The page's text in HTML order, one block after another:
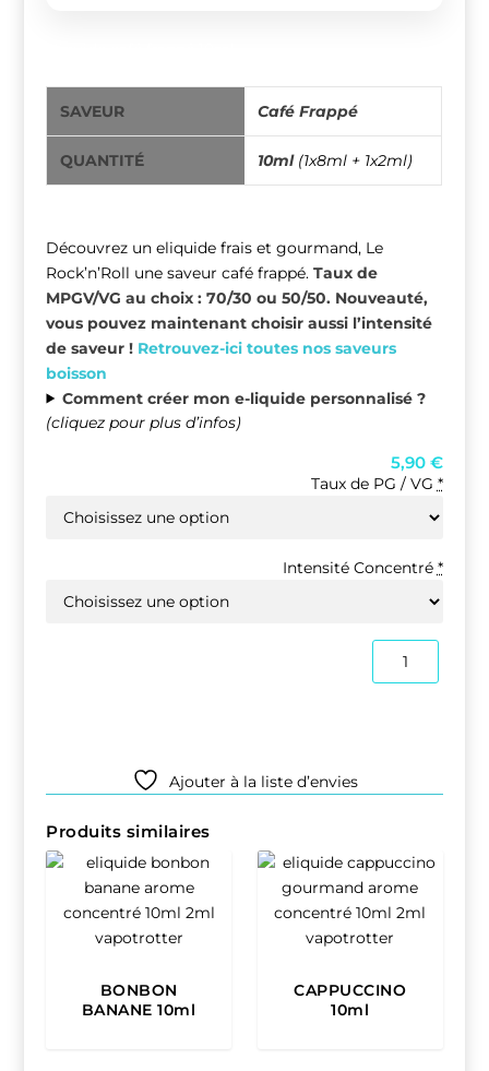
SAVEUR Café Frappé
QUANTITÉ 10ml (1x8ml + 1x2ml)
Découvrez un eliquide frais et gourmand, Le
Rock’n’Roll une saveur café frappé.Taux de
MPGV/VG au choix : 70/30 ou 50/50. Nouveauté,
vous pouvez maintenant choisir aussi l’intensité
de saveur ! Retrouvez-ici toutes nos saveurs
boisson
Comment créer mon e-liquide personnalisé ?
(cliquez pour plus d’infos)
5,90 €
Taux de PG / VG *
Intensité Concentré *
Ajouter à la liste d’envies
Produits similaires
BONBON
BANANE 10ml
CAPPUCCINO
10ml